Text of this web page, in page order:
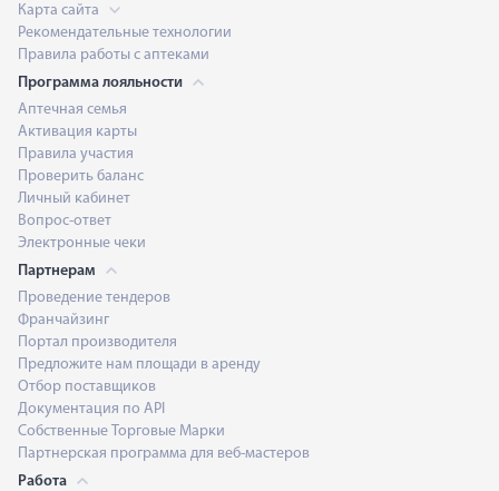
Карта сайта
Рекомендательные технологии
Правила работы с аптеками
Программа лояльности
Аптечная семья
Активация карты
Правила участия
Проверить баланс
Личный кабинет
Вопрос-ответ
Электронные чеки
Партнерам
Проведение тендеров
Франчайзинг
Портал производителя
Предложите нам площади в аренду
Отбор поставщиков
Документация по API
Собственные Торговые Марки
Партнерская программа для веб-мастеров
Работа